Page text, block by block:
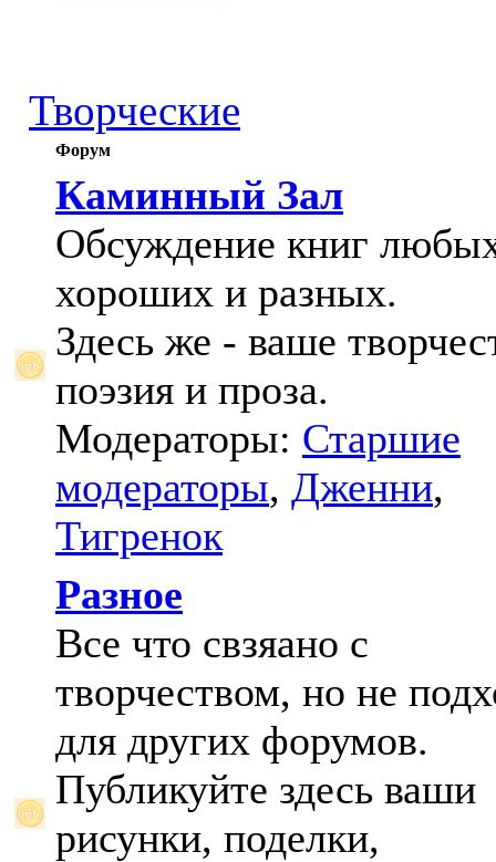
Творческие
Форум
Каминный Зал
Обсуждение книг
хороших и разных.
Здесь же - ваше
поэзия и проза.
Модераторы: Старшие
модераторы, Дженни,
Тигренок
Разное
Все что свзяано с
творчеством, но не
для других форумов.
Публикуйте здесь ваши
рисунки, поделки,